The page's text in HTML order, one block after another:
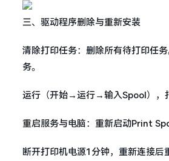
三、驱动程序删除与重新安装
清除打印任务：删除所有待打印任
务。
运行（开始→运行→输入Spool），
重启服务与电脑：重新启动Print
断开打印机电源1分钟，重新连接后